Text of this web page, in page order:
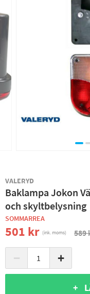
VALERYD
Baklampa Jokon
och skyltbelysning
SOMMARREA
501 kr (ink. moms) 589
− +
+